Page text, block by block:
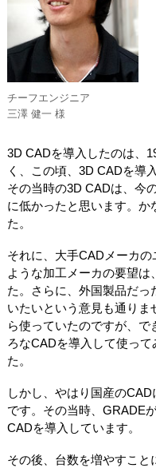
チーフエンジニア
三澤 健一 様
3D CADを導入したのは、
く、この頃、3D CADを導
その当時の3D CADは、今
に低かったと思います。か
た。
それに、大手CADメーカ
ような加工メーカの要望
た。さらに、外国製品だっ
いたいという意見も通り
ら使っていたのですが、
ろなCADを導入して使っ
た。
しかし、やはり国産の
です。その当時、GRADE
CADを導入しています。
その後、台数を増やすこ